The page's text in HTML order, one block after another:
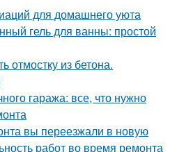
для домашнего уюта
гель для ванны: простой
отмостку из бетона.
гаража: все, что нужно
вы переезжали в новую
работ во время ремонта